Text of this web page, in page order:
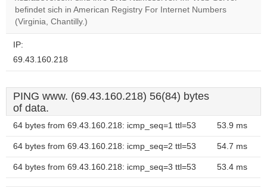
website?
OK
befindet sich in American Registry For Internet Numbers
(Virginia, Chantilly.)
IP:
69.43.160.218
PING www. (69.43.160.218) 56(84) bytes
of data.
64 bytes from 69.43.160.218: icmp_seq=1 ttl=53 53.9 ms
64 bytes from 69.43.160.218: icmp_seq=2 ttl=53 54.7 ms
64 bytes from 69.43.160.218: icmp_seq=3 ttl=53 53.4 ms